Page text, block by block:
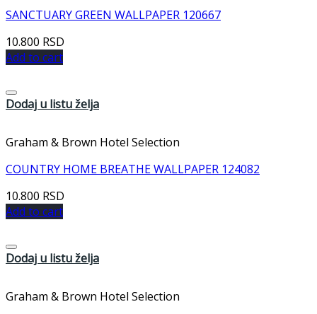
SANCTUARY GREEN WALLPAPER 120667
10.800 RSD
Add to cart
Dodaj u listu želja
Graham & Brown Hotel Selection
COUNTRY HOME BREATHE WALLPAPER 124082
10.800 RSD
Add to cart
Dodaj u listu želja
Graham & Brown Hotel Selection